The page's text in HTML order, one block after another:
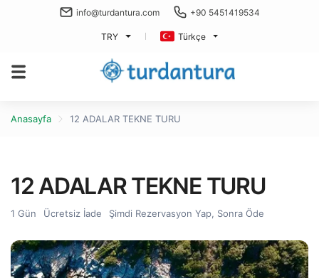
info@turdantura.com +90 5451419534
TRY Türkçe
Anasayfa 12 ADALAR TEKNE TURU
12 ADALAR TEKNE TURU
1 Gün Ücretsiz İade Şimdi Rezervasyon Yap, Sonra Öde